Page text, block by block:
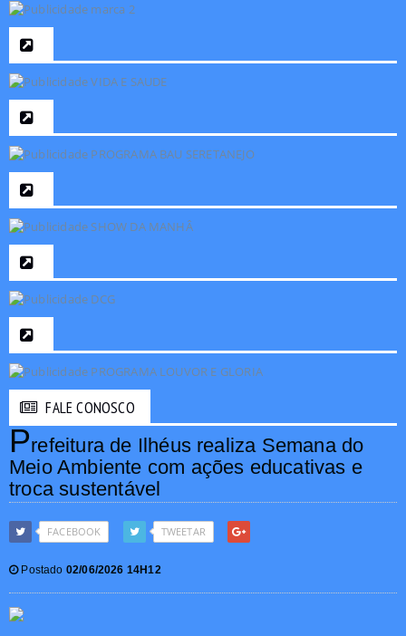
FALE CONOSCO
Prefeitura de Ilhéus realiza Semana do
Meio Ambiente com ações educativas e
troca sustentável
FACEBOOK TWEETAR
Postado 02/06/2026 14H12